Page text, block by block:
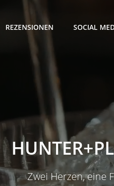
REZENSIONEN SOCIAL
Zwei Herzen, eine